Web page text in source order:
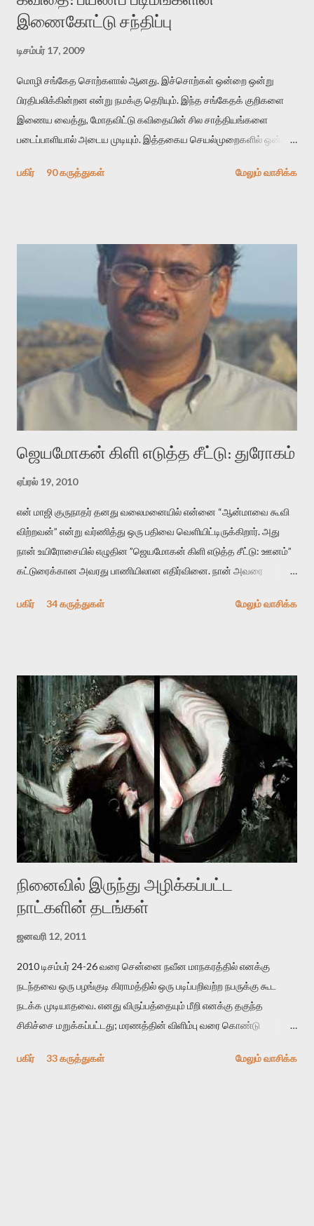
இணைகோட்டு சந்திப்பு
டிசம்பர் 17, 2009
மொழி சங்கேத சொற்களால் ஆனது. இச்சொற்கள் ஒன்றை ஒன்று
பிரதிபலிக்கின்றன என்று நமக்கு தெரியும். இந்த சங்கேதக் குறிகளை
இணைய வைத்து, மோதவிட்டு கவிதையின் சில சாத்தியங்களை
படைப்பாளியால் அடைய முடியும். இத்தகைய செயல்முறைகளில் ஒன்றை
காலத்தில் ஜாலவித்தைக்காரர்கள் வந்து போன பின் அவர்களின்
அதிகமாக்கும். கொல்லாது. ஒரு கனவை மீட்டெடுப்பதன் நோக்கம்
என்னவாக இருக்கும்? கவிதையின் அரூப இயக்கத்தை பொதுவயமாக
வடிக்க முயல்வதும் அதற்கே. கோயில் கருவறையின்
மென்வெளிச்சத்தில் நுண்பேசியின் படக்கருவியை இயக்கி சாத்தி
வைத்து விட்டு இயக்கத்தை அறிவோம். அறிதல் அபச்சாரமில்லை.
பயணப் படிமம் என்பது காக்னிடிவ் பொயடிக்ஸ் எனும் சமகால
விமர்சனத்தின் ஒரு முக்கிய கருவி. இக்கருவியை மனுஷ்யபுத்திரனின்
“காலை வணக்கங்கள்” எனும் ஒரு கவிதையில் சொருகப் போகிறோம்.
முதலில் கருவியை பழகுவோம். அன்றாட மொழியில் ஒன்று ம...
பகிர் 90 கருத்துகள் மேலும் வாசிக்க
ஜெயமோகன் கிளி எடுத்த சீட்டு: துரோகம்
ஏப்ரல் 19, 2010
என் மாஜி குருநாதர் தனது வலைமனையில் என்னை “ஆன்மாவை கூவி
விற்றவன்” என்று வர்ணித்து ஒரு பதிவை வெளியிட்டிருக்கிறார். அது
நான் உயிரோசையில் எழுதின ”ஜெயமோகன் கிளி எடுத்த சீட்டு: ஊனம்”
கட்டுரைக்கான அவரது பாணியிலான எதிர்வினை. நான் அவரை
பதிவை படித்த நண்பர்கள் பலரும் அவருக்காக இரக்கப்பட்டார்கள்.
தனது இணையதளத்திலே தொடர்ந்து பதிவு செய்கிறார். உயிர்மை
இன்னும் சில வருடங்களுக்கு தனக்கு எதிராக எழுத்தாளர்களை ஏவி
விட்டபடி இருக்கும் என்று ஒரு அச்சத்தை வெளிப்படுத்தியபடி
இருக்கிறார். அவர் கடுமையான பாதுகாப்பின்மை மனநிலையில் உள்ளார்.
உயிர்மை அவரை தாக்க உத்தேசித்தாலும் இல்லை என்றாலும்
ஜெயமோகன் அந்த பிரமையால் தொடர்ந்து அச்சுறுத்தலுக்கு உள்ளாகி
உள்ளார். உங்களை பற்றின இந்த தாக்குதல் கூட இதன் வெளிப்பாடு தான்”.
உண்மையே! ராக்கி படத்தில் குத்துச்சண்டை வீரராக வரும் சில்வெஸ்டர்
ஓரிடத்தில் சொல்வார்: ...
பகிர் 34 கருத்துகள் மேலும் வாசிக்க
நினைவில் இருந்து அழிக்கப்பட்ட
நாட்களின் தடங்கள்
ஜனவரி 12, 2011
2010 டிசம்பர் 24-26 வரை சென்னை நவீன மாநகரத்தில் எனக்கு
நடந்தவை ஒரு பழங்குடி கிராமத்தில் ஒரு படிப்பறிவற்ற நபருக்கு கூட
நடக்க முடியாதவை. எனது விருப்பத்தையும் மீறி எனக்கு தகுந்த
சிகிச்சை மறுக்கப்பட்டது; மரணத்தின் விளிம்பு வரை கொண்டு
பகிர்
33 கருத்துகள் மேலும் வாசிக்க